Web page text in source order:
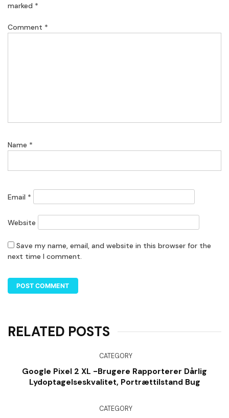
marked *
Comment *
Name *
Email *
Website
Save my name, email, and website in this browser for the
next time I comment.
RELATED POSTS
CATEGORY
Google Pixel 2 XL -brugere Rapporterer Dårlig
Lydoptagelseskvalitet, Portrættilstand Bug
CATEGORY